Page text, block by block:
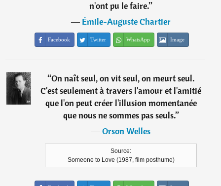
n'ont pu le faire.”
―Émile-Auguste Chartier
Facebook Twitter WhatsApp Image
“On naît seul, on vit seul, on meurt seul.
C'est seulement à travers l'amour et l'amitié
que l'on peut créer l'illusion momentanée
que nous ne sommes pas seuls.”
―Orson Welles
Source:
Someone to Love (1987, film posthume)